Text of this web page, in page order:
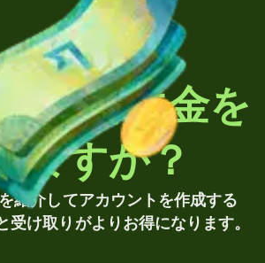
海外送金を
ますか？
紹介してアカウントを作成する
受け取りがよりお得になります。